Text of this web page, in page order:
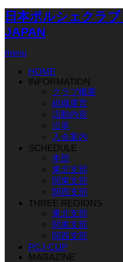
日本ポルシェクラ
JAPAN
menu
HOME
INFORMATION
クラブ概要
組織運営
活動内容
沿革
入会案内
SCHEDULE
本部
東北支部
関東支部
関西支部
THREE REGIONS
東北支部
関東支部
関西支部
PCJ-CUP
MAGAZINE